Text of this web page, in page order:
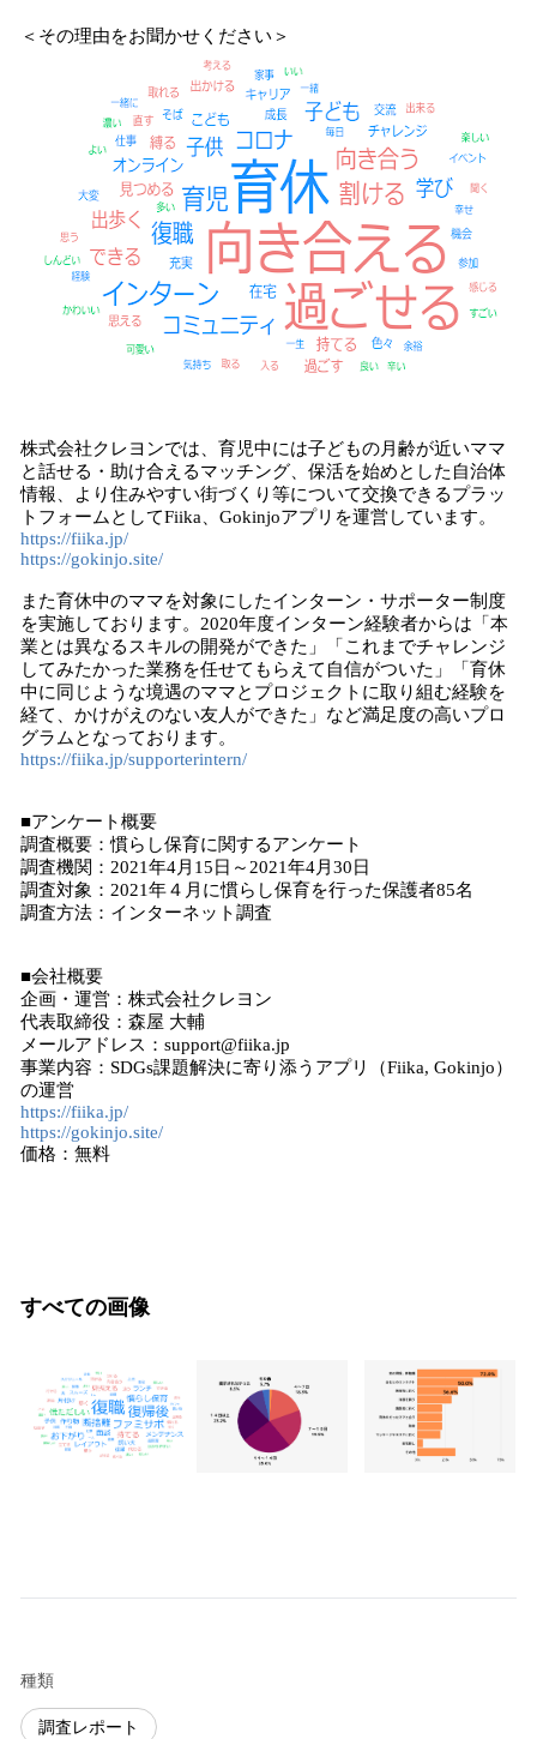
＜その理由をお聞かせください＞
株式会社クレヨンでは、育児中には子どもの月齢が近いママ
と話せる・助け合えるマッチング、保活を始めとした自治体
情報、より住みやすい街づくり等について交換できるプラッ
トフォームとしてFiika、Gokinjoアプリを運営しています。
https://fiika.jp/
https://gokinjo.site/
また育休中のママを対象にしたインターン・サポーター制度
を実施しております。2020年度インターン経験者からは「本
業とは異なるスキルの開発ができた」「これまでチャレンジ
してみたかった業務を任せてもらえて自信がついた」「育休
中に同じような境遇のママとプロジェクトに取り組む経験を
経て、かけがえのない友人ができた」など満足度の高いプロ
グラムとなっております。
https://fiika.jp/supporterintern/
■アンケート概要
調査概要：慣らし保育に関するアンケート
調査機関：2021年4月15日～2021年4月30日
調査対象：2021年４月に慣らし保育を行った保護者85名
調査方法：インターネット調査
■会社概要
企画・運営：株式会社クレヨン
代表取締役：森屋 大輔
メールアドレス：support@fiika.jp
事業内容：SDGs課題解決に寄り添うアプリ（Fiika, Gokinjo）
の運営
https://fiika.jp/
https://gokinjo.site/
価格：無料
すべての画像
種類
調査レポート